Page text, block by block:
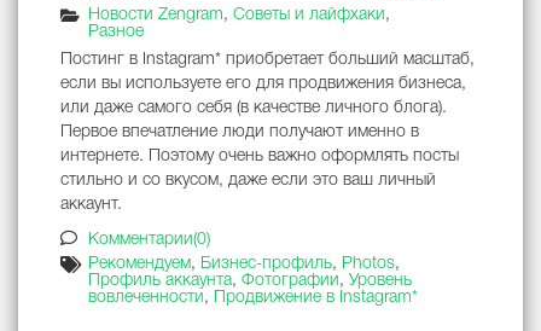
Новости Zengram, Советы и лайфхаки,
Разное
Постинг в Instagram* приобретает больший масштаб,
если вы используете его для продвижения бизнеса,
или даже самого себя (в качестве личного блога).
Первое впечатление люди получают именно в
интернете. Поэтому очень важно оформлять посты
стильно и со вкусом, даже если это ваш личный
аккаунт.
Комментарии(0)
Рекомендуем, Бизнес-профиль, Photos,
Профиль аккаунта, Фотографии, Уровень
вовлеченности, Продвижение в Instagram*